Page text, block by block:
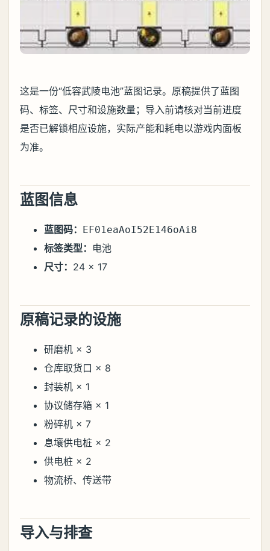
这是一份“低容武陵电池”蓝图记录。原稿提供了蓝图
码、标签、尺寸和设施数量；导入前请核对当前进度
是否已解锁相应设施，实际产能和耗电以游戏内面板
为准。
蓝图信息
蓝图码： EF01eaAoI52E146oAi8
标签类型： 电池
尺寸： 24 × 17
原稿记录的设施
研磨机 × 3
仓库取货口 × 8
封装机 × 1
协议储存箱 × 1
粉碎机 × 7
息壤供电桩 × 2
供电桩 × 2
物流桥、传送带
导入与排查